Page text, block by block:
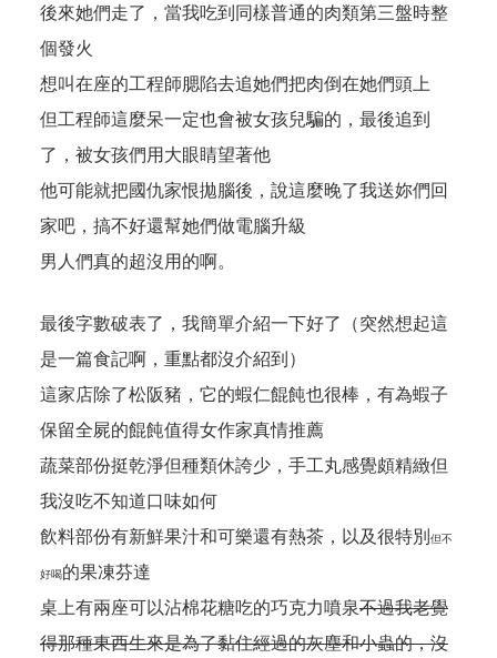
後來她們走了，當我吃到同樣普通的肉類第三盤時整
個發火
想叫在座的工程師腮陷去追她們把肉倒在她們頭上
但工程師這麼呆一定也會被女孩兒騙的，最後追到
了，被女孩們用大眼睛望著他
他可能就把國仇家恨拋腦後，說這麼晚了我送妳們回
家吧，搞不好還幫她們做電腦升級
男人們真的超沒用的啊。
最後字數破表了，我簡單介紹一下好了（突然想起這
是一篇食記啊，重點都沒介紹到）
這家店除了松阪豬，它的蝦仁餛飩也很棒，有為蝦子
保留全屍的餛飩值得女作家真情推薦
蔬菜部份挺乾淨但種類休誇少，手工丸感覺頗精緻但
我沒吃不知道口味如何
飲料部份有新鮮果汁和可樂還有熱茶，以及很特別但不
好喝的果凍芬達
桌上有兩座可以沾棉花糖吃的巧克力噴泉不過我老覺
得那種東西生來是為了黏住經過的灰塵和小蟲的，沒